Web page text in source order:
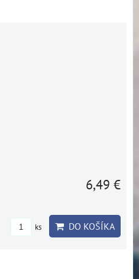
6,49 €
ks DO KOŠÍKA